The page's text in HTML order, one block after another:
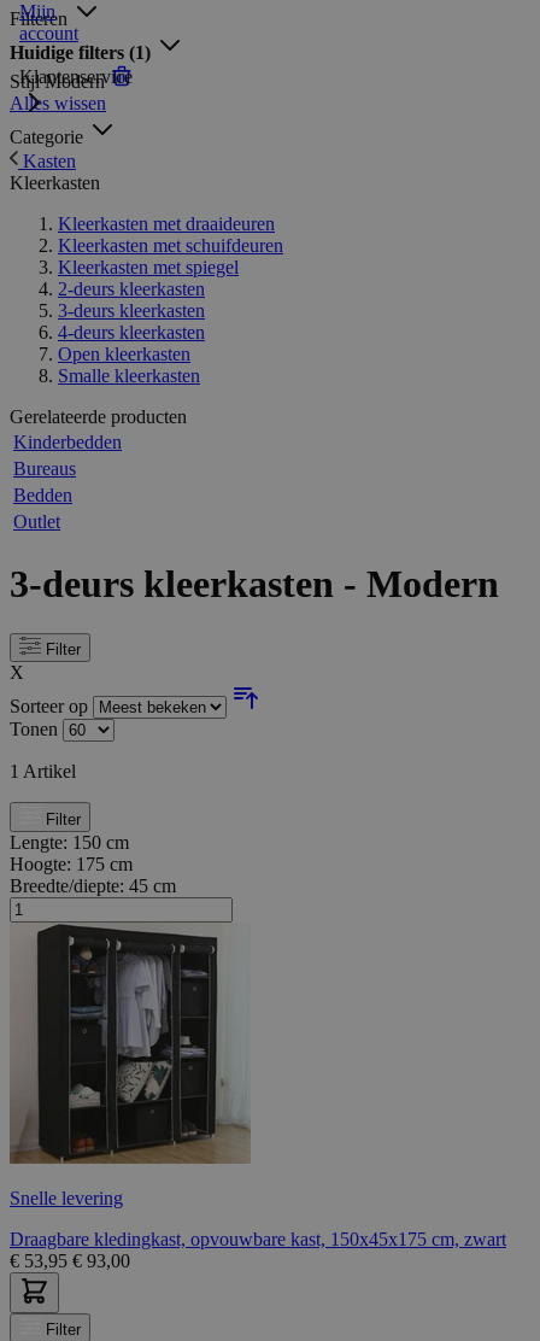
Mijn
account
Klantenservice
Filteren
Huidige filters (1)
Stijl Modern
Alles wissen
Categorie
Kasten
Kleerkasten
Kleerkasten met draaideuren
Kleerkasten met schuifdeuren
Kleerkasten met spiegel
2-deurs kleerkasten
3-deurs kleerkasten
4-deurs kleerkasten
Open kleerkasten
Smalle kleerkasten
Gerelateerde producten
Kinderbedden
Bureaus
Bedden
Outlet
3-deurs kleerkasten - Modern
Filter
X
Sorteer op
Tonen
1 Artikel
Filter
Lengte: 150 cm
Hoogte: 175 cm
Breedte/diepte: 45 cm
Snelle levering
Draagbare kledingkast, opvouwbare kast, 150x45x175 cm, zwart
€ 53,95 € 93,00
Filter